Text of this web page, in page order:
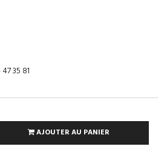
35 81
AJOUTER AU PANIER